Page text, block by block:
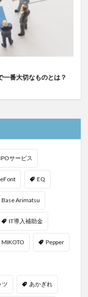
番大切なものとは？
サービス
EQ
Arimatsu
IT導入補助金
MIKOTO Pepper
ツ あかぎれ